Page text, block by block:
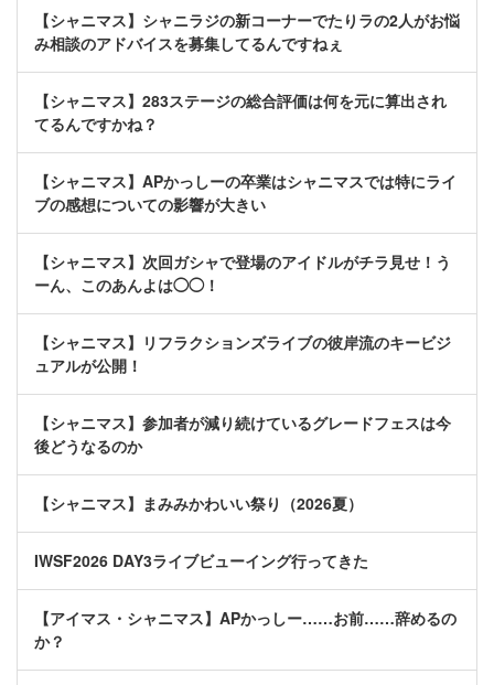
【シャニマス】シャニラジの新コーナーでたりラの2人がお悩
み相談のアドバイスを募集してるんですねぇ
【シャニマス】283ステージの総合評価は何を元に算出され
てるんですかね？
【シャニマス】APかっしーの卒業はシャニマスでは特にライ
ブの感想についての影響が大きい
【シャニマス】次回ガシャで登場のアイドルがチラ見せ！う
ーん、このあんよは◯◯！
【シャニマス】リフラクションズライブの彼岸流のキービジ
ュアルが公開！
【シャニマス】参加者が減り続けているグレードフェスは今
後どうなるのか
【シャニマス】まみみかわいい祭り（2026夏）
IWSF2026 DAY3ライブビューイング行ってきた
【アイマス・シャニマス】APかっしー……お前……辞めるの
か？